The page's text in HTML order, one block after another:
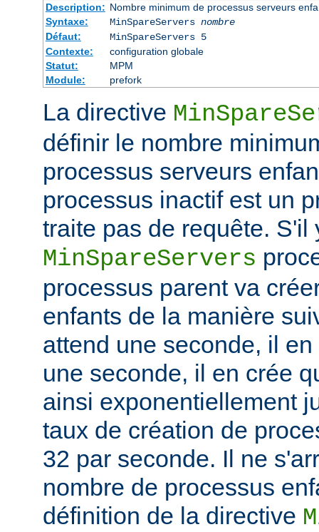
Description: Nombre minimum de processus serveurs
Syntaxe:
MinSpareServers nombre
Défaut:
MinSpareServers 5
Contexte:
configuration globale
Statut:
MPM
Module:
prefork
La directive
définir le nombre
processus serveurs
processus inactif est un
traite pas de requête. S'il
MinSpareServers
processus parent va
enfants de la manière
attend une seconde, il
une seconde, il en crée
ainsi exponentiellement
taux de création de
32 par seconde. Il ne
nombre de processus
définition de la directive